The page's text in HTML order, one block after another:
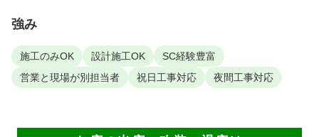
強み
施工のみOK 設計施工OK
SC経験豊富
営業と現場が別担当者
祝日工事対応 夜間工事対応